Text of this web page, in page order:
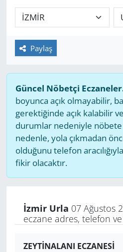
Paylaş
Güncel Nöbetçi
boyunca açık olmayabilir,
gerektiğinde açık kalabilir
durumlar nedeniyle
nedenle, yola çıkmadan
olduğunu telefon
fikir olacaktır.
İzmir Urla 07 Ağustos
eczane adres, telefon
ZEYTİNALANI ECZANESİ
GÜNDEM
HABERDE İNSAN
MAGAZİN
POLİTİKA
RESMİ İLANLAR
SAĞLIK
SPOR
Yerel